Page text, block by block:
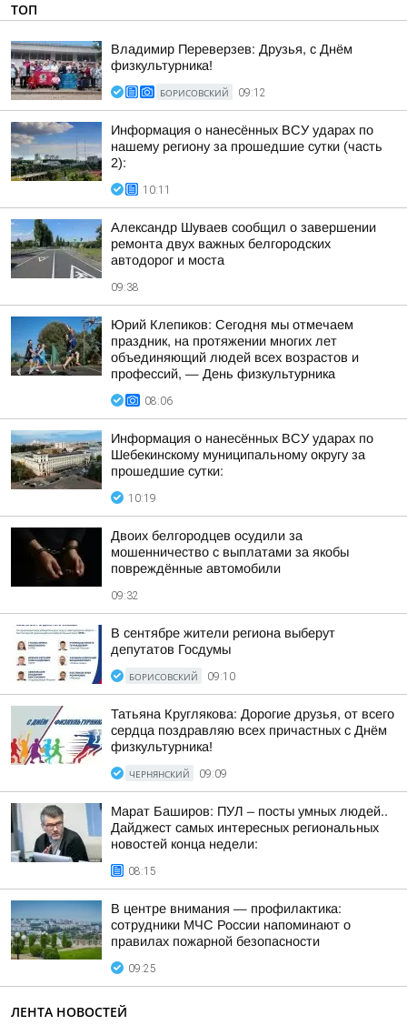
ТОП
Владимир Переверзев: Друзья, с Днём
физкультурника!
БОРИСОВСКИЙ 09:12
Информация о нанесённых ВСУ ударах по
нашему региону за прошедшие сутки (часть
2):
10:11
Александр Шуваев сообщил о завершении
ремонта двух важных белгородских
автодорог и моста
09:38
Юрий Клепиков: Сегодня мы отмечаем
праздник, на протяжении многих лет
объединяющий людей всех возрастов и
профессий, — День физкультурника
08:06
Информация о нанесённых ВСУ ударах по
Шебекинскому муниципальному округу за
прошедшие сутки:
10:19
Двоих белгородцев осудили за
мошенничество с выплатами за якобы
повреждённые автомобили
09:32
В сентябре жители региона выберут
депутатов Госдумы
БОРИСОВСКИЙ 09:10
Татьяна Круглякова: Дорогие друзья, от всего
сердца поздравляю всех причастных с Днём
физкультурника!
ЧЕРНЯНСКИЙ 09:09
Марат Баширов: ПУЛ – посты умных людей..
Дайджест самых интересных региональных
новостей конца недели:
08:15
В центре внимания — профилактика:
сотрудники МЧС России напоминают о
правилах пожарной безопасности
09:25
ЛЕНТА НОВОСТЕЙ